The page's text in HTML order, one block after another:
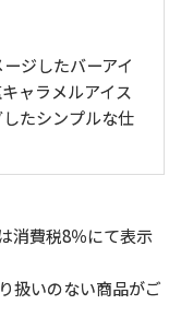
ジしたバーアイ
ャラメルアイス
たシンプルな仕
消費税8％にて表示
扱いのない商品がご